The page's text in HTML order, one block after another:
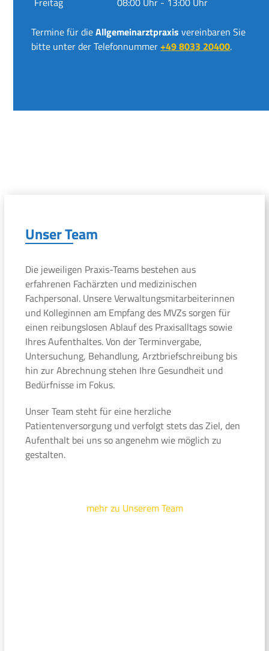
Termine für dieAllgemeinarztpraxis vereinbaren Sie
bitte unter der Telefonnummer+49 8033 20400.
Unser Team
Die jeweiligen Praxis-Teams bestehen aus
erfahrenen Fachärzten und medizinischen
Fachpersonal. Unsere Verwaltungsmitarbeiterinnen
und Kolleginnen am Empfang des MVZs sorgen für
einen reibungslosen Ablauf des Praxisalltags sowie
Ihres Aufenthaltes. Von der Terminvergabe,
Untersuchung, Behandlung, Arztbriefschreibung bis
hin zur Abrechnung stehen Ihre Gesundheit und
Bedürfnisse im Fokus.
Unser Team steht für eine herzliche
Patientenversorgung und verfolgt stets das Ziel, den
Aufenthalt bei uns so angenehm wie möglich zu
gestalten.
mehr zu Unserem Team